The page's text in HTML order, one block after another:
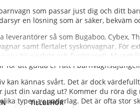
som passar just dig och ditt
en lösning som är säker, bekväm
så som Bugaboo, Cybex,
samt flertalet syskonvagnar. För
bli perfekt och funktionell.
för att guida er rätt i
kan kännas svårt. Det är dock
din vardag ut? Kommer du röra
typer av underlag. Det är ofta stor
TILLBEHÖR